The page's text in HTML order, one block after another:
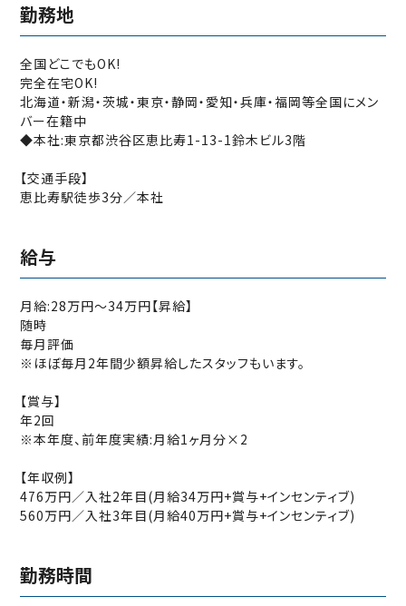
勤務地
全国どこでもOK!
完全在宅OK!
北海道‧新潟‧茨城‧東京‧静岡‧愛知‧兵庫‧福岡等全国にメン
バー在籍中
◆本社:東京都渋谷区恵比寿1-13-1鈴木ビル3階
【交通手段】
恵比寿駅徒歩3分∕本社
給与
月給:28万円〜34万円【昇給】
随時
毎月評価
※ほぼ毎月2年間少額昇給したスタッフもいます。
【賞与】
年2回
※本年度、前年度実績:月給1ヶ月分×2
【年収例】
476万円∕入社2年目(月給34万円+賞与+インセンティブ)
560万円∕入社3年目(月給40万円+賞与+インセンティブ)
勤務時間